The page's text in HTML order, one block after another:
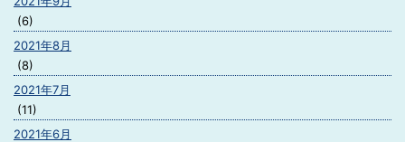
(6)
2021年8月
(8)
2021年7月
(11)
2021年6月